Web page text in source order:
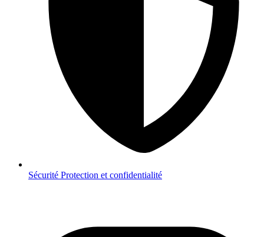
Sécurité Protection et confidentialité